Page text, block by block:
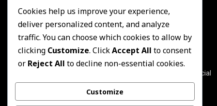
Contact US
Privacy Policy
Terms & Conditions
Newsletter
Join our subscribers list to get the latest news, updates and special
offers directly in your inbox
Subscribe
Cookies help us improve your experience,
deliver personalized content, and analyze
traffic. You can choose which cookies to allow by
clicking Customize. ClickAccept All to consent
or Reject All to decline non-essential cookies.
Customize